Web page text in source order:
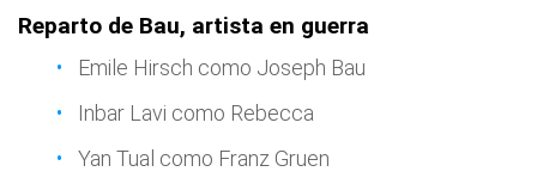
Reparto de Bau, artista en guerra
Emile Hirsch como Joseph Bau
Inbar Lavi como Rebecca
Yan Tual como Franz Gruen